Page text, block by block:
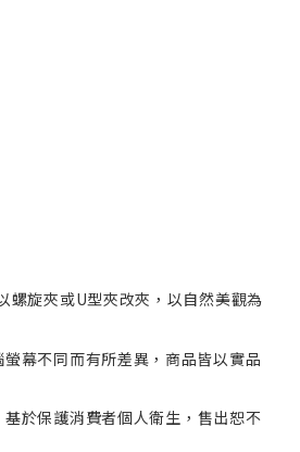
螺旋夾或U型夾改夾，以自然美觀為
幕不同而有所差異，商品皆以實品
於保護消費者個人衛生， 售出恕不